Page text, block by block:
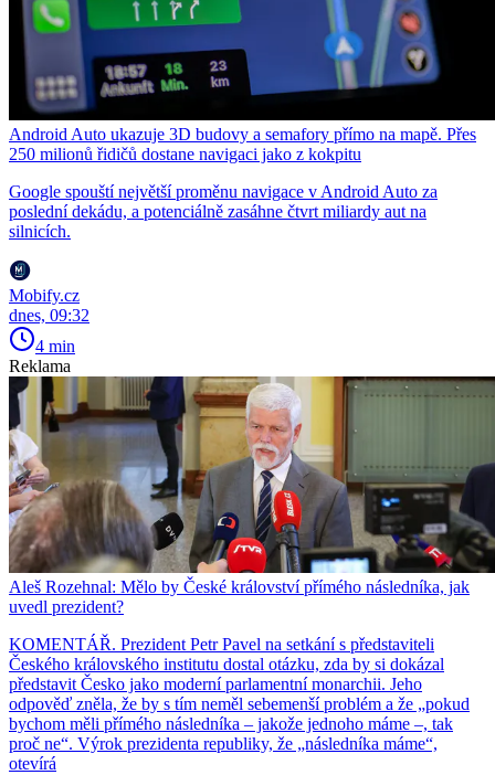
Android Auto ukazuje 3D budovy a semafory přímo na mapě. Přes
250 milionů řidičů dostane navigaci jako z kokpitu
Google spouští největší proměnu navigace v Android Auto za
poslední dekádu, a potenciálně zasáhne čtvrt miliardy aut na
silnicích.
Mobify.cz
dnes, 09:32
4 min
Reklama
Aleš Rozehnal: Mělo by České království přímého následníka, jak
uvedl prezident?
KOMENTÁŘ. Prezident Petr Pavel na setkání s představiteli
Českého královského institutu dostal otázku, zda by si dokázal
představit Česko jako moderní parlamentní monarchii. Jeho
odpověď zněla, že by s tím neměl sebemenší problém a že „pokud
bychom měli přímého následníka – jakože jednoho máme –, tak
proč ne“. Výrok prezidenta republiky, že „následníka máme“,
otevírá